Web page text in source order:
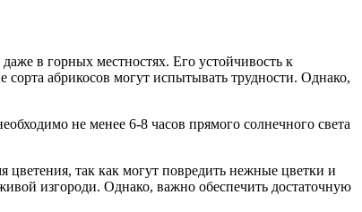
в горных местностях. Его устойчивость к
абрикосов могут испытывать трудности. Однако,
не менее 6-8 часов прямого солнечного света
так как могут повредить нежные цветки и
изгороди. Однако, важно обеспечить достаточную